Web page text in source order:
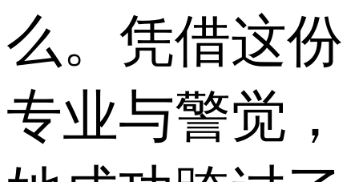
么。凭借这份
专业与警觉，